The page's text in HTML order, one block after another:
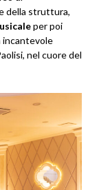
della struttura,
per poi
incantevole
nel cuore del